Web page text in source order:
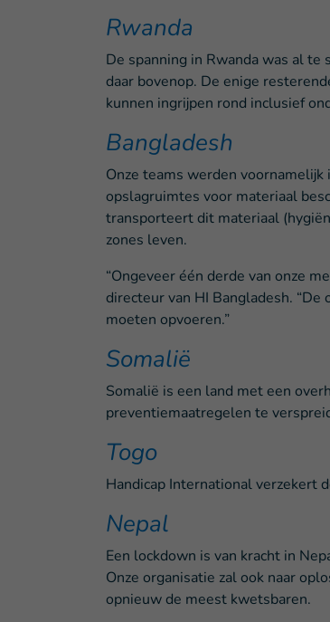
Rwanda
De spanning in Rwanda was al
daar bovenop. De enige
kunnen ingrijpen rond inclusief
Bangladesh
Onze teams werden
opslagruimtes voor materiaal
transporteert dit materiaal
zones leven.
“Ongeveer één derde van onze
directeur van HI Bangladesh.
moeten opvoeren.”
Somalië
Somalië is een land met een
preventiemaatregelen te
Togo
Handicap International verzekert
Nepal
Een lockdown is van kracht in
Onze organisatie zal ook naar
opnieuw de meest kwetsbaren.